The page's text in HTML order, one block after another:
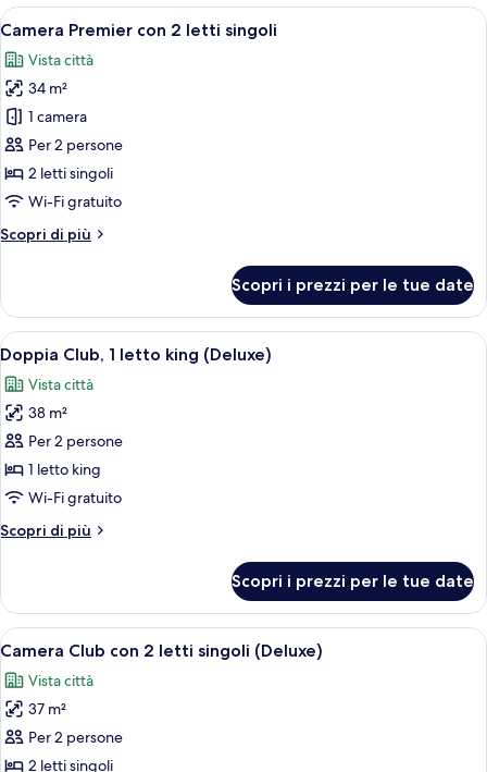
letto
Apri
tutte
le
foto
per
Camera
Premier
con
letti
Camera d'albergo con due letti, una
3
Camera Premier con 2 letti singoli
Vista città
34 m²
1 camera
Per 2 persone
2 letti singoli
Wi-Fi gratuito
Scopri di più
Altri
Premier
con
2
letti
singoli
Scopri i prezzi per le tue date
Apri
tutte
le
foto
per
Doppia
Club,
letto
Una camera d'albergo con un letto
2
Doppia Club, 1 letto king (Deluxe)
Vista città
38 m²
Per 2 persone
1 letto king
Wi-Fi gratuito
Scopri di più
Altri
Club,
letto
(Deluxe)
Scopri i prezzi per le tue date
Apri
tutte
le
foto
per
Camera
Camera d'albergo con due letti, una
3
Camera Club con 2 letti singoli (Deluxe)
Vista città
37 m²
Per 2 persone
2 letti singoli